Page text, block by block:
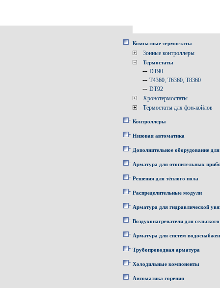
Комнатные термостаты
Зонные контроллеры
Термостаты
-- DT90
-- T4360, T6360, T8360
-- DT92
Хронотермостаты
Термостаты для фэн-койлов
Контроллеры
Низовая автоматика
Дополнительное оборудование
Арматура для отопительных
Решения для тёплого пола
Распределительные модули
Арматура для гидравлической
Воздухонагреватели для
Арматура для систем
Трубопроводная арматура
Холодильные компоненты
Автоматика горения